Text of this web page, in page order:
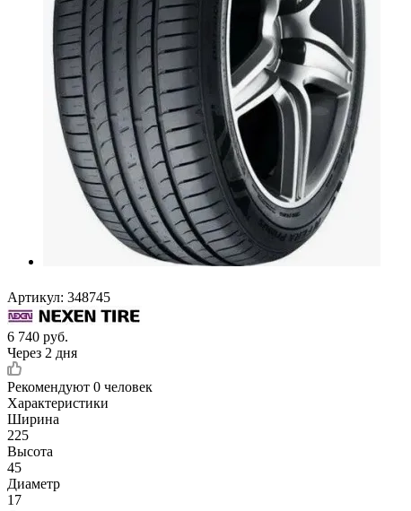
Артикул: 348745
6 740 руб.
Через 2 дня
Рекомендуют 0 человек
Характеристики
Ширина
225
Высота
45
Диаметр
17